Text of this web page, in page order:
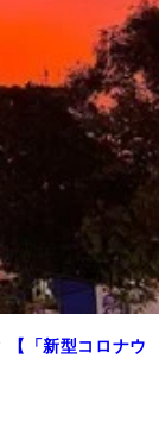
【「新型コロナウ